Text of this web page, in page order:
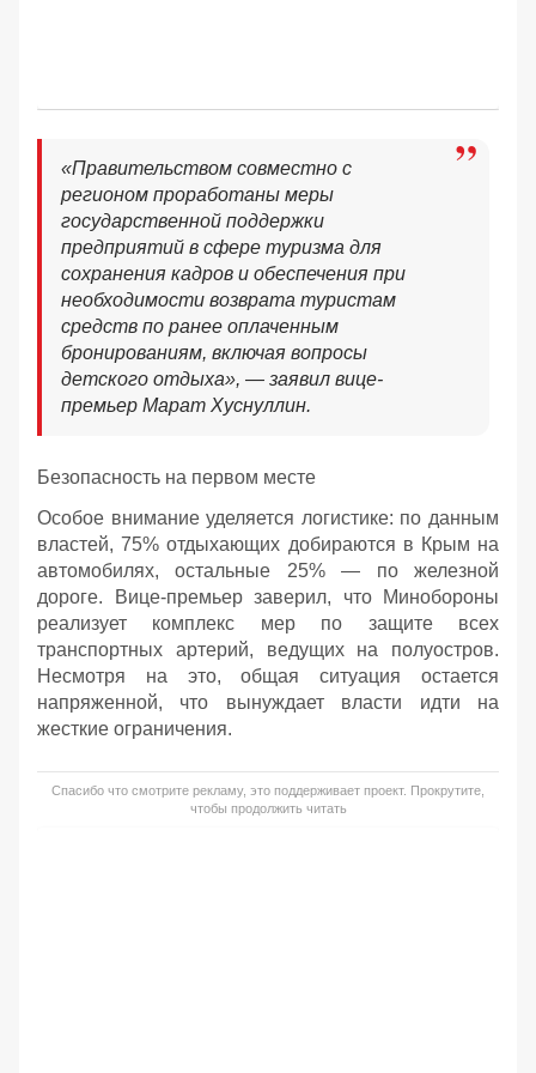
«Правительством совместно с
регионом проработаны меры
государственной поддержки
предприятий в сфере туризма для
сохранения кадров и обеспечения при
необходимости возврата туристам
средств по ранее оплаченным
бронированиям, включая вопросы
детского отдыха», — заявил вице-
премьер Марат Хуснуллин.
Безопасность на первом месте
Особое внимание уделяется логистике: по данным
властей, 75% отдыхающих добираются в Крым на
автомобилях, остальные 25% — по железной
дороге. Вице-премьер заверил, что Минобороны
реализует комплекс мер по защите всех
транспортных артерий, ведущих на полуостров.
Несмотря на это, общая ситуация остается
напряженной, что вынуждает власти идти на
жесткие ограничения.
Спасибо что смотрите рекламу, это поддерживает проект. Прокрутите,
чтобы продолжить читать